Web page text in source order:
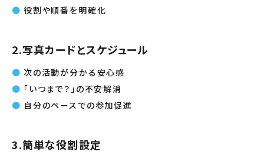
役割や順番を明確化
2.写真カードとスケジュール
次の活動が分かる安心感
「いつまで？」の不安解消
自分のペースでの参加促進
3.簡単な役割設定